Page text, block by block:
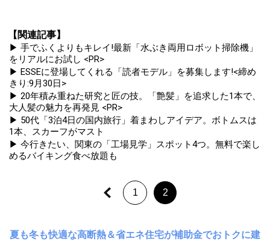
【関連記事】
▶ 手でふくよりもキレイ!最新「水ぶき両用ロボット掃除機」
をリアルにお試し <PR>
▶ ESSEに登場してくれる「読者モデル」を募集します!<締め
きり:9月30日>
▶ 20年積み重ねた研究と匠の技。「艶髪」を追求した1本で、
大人髪の魅力を再発見 <PR>
▶ 50代「3泊4日の国内旅行」着まわしアイデア。ボトムスは
1本、スカーフがマスト
▶ 今行きたい、関東の「工場見学」スポット4つ。無料で楽し
めるバイキング食べ放題も
1 2
夏も冬も快適な高断熱＆省エネ住宅が補助金でおトクに建